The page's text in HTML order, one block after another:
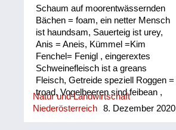
Schaum auf moorentwässernden
Bächen = foam, ein netter Mensch
ist haundsam, Sauerteig ist urey,
Anis = Aneis, Kümmel =Kim
Fenchel= Fenigl , eingerextes
Schweinefleisch ist a greans
Fleisch, Getreide speziell Roggen =
troad, Vogelbeeren sind feibean ,
Blaubeeren sind Heidelbeeren,
Natur und Landwirtschaft
Niederösterreich
8. Dezember 2020